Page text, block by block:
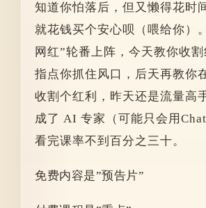
知道你怕落后，但又懒得花时
就花钱买个安心呗（喂给你）
网红”轮番上阵，今天教你收
指点你抓住风口，后天再教你
收割个红利，昨天还是流量高
成了 AI 专家（可能只会用
看完课率不到百分之三十。
免费内容是”预告片”